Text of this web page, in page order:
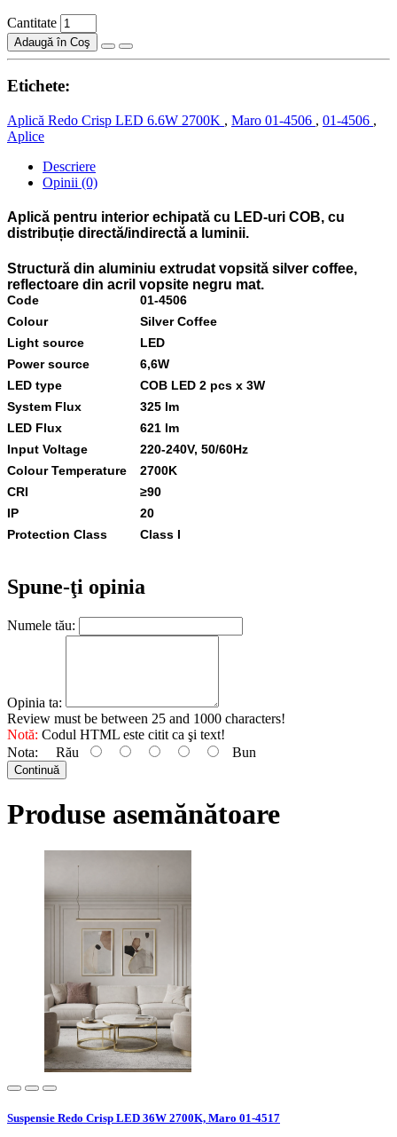
Cantitate
Adaugă în Coş
Etichete:
Aplică Redo Crisp LED 6.6W 2700K , Maro 01-4506 , 01-4506 ,
Aplice
Descriere
Opinii (0)
Aplică pentru interior echipată cu LED-uri COB, cu
distribuție directă/indirectă a luminii.
Structură din aluminiu extrudat vopsită silver coffee,
reflectoare din acril vopsite negru mat.
Code
01-4506
Colour
Silver Coffee
Light source
LED
Power source
6,6W
LED type
COB LED 2 pcs x 3W
System Flux
325 lm
LED Flux
621 lm
Input Voltage
220-240V, 50/60Hz
Colour Temperature
2700K
CRI
≥90
IP
20
Protection Class
Class I
Spune-ţi opinia
Numele tău:
Opinia ta:
Review must be between 25 and 1000 characters!
Notă: Codul HTML este citit ca şi text!
Nota:
Rău Bun
Continuă
Produse asemănătoare
Suspensie Redo Crisp LED 36W 2700K, Maro 01-4517